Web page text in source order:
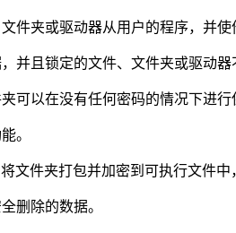
件夹或驱动器从用户的程序，并使
并且锁定的文件、文件夹或驱动器
可以在没有任何密码的情况下进行
。
文件夹打包并加密到可执行文件中
删除的数据。